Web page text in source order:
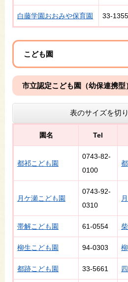
白藤学園おおみや保育園 33-1355
こども園
市立認定こども園（幼保連携型
表のサイズを切
園名 Tel
都祁こども園
0743-82-
0100
月ケ瀬こども園
0743-92-
0310
帯解こども園 61-0554
柳生こども園 94-0303
都跡こども園 33-5661